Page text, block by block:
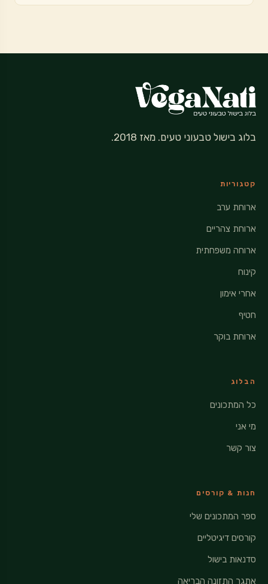
בלוג בישול טבעוני טעים. מאז 2018.
קטגוריות
ארוחת ערב
ארוחת צהריים
ארוחה משפחתית
קינוח
אחרי אימון
חטיף
ארוחת בוקר
הבלוג
כל המתכונים
מי אני
צור קשר
חנות & קורסים
ספר המתכונים שלי
קורסים דיגיטליים
סדנאות בישול
אתגר התזונה הבריאה